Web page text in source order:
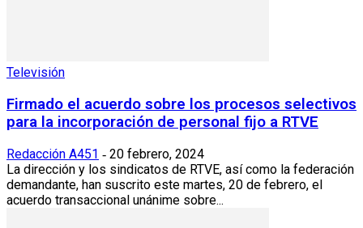
Televisión
Firmado el acuerdo sobre los procesos selectivos
para la incorporación de personal fijo a RTVE
Redacción A451 - 20 febrero, 2024
La dirección y los sindicatos de RTVE, así como la federación
demandante, han suscrito este martes, 20 de febrero, el
acuerdo transaccional unánime sobre...